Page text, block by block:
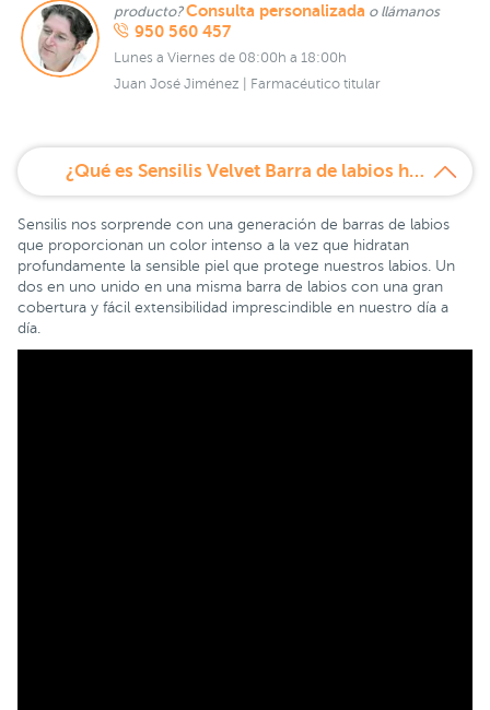
producto?Consulta personalizada o llámanos
950 560 457
Lunes a Viernes de 08:00h a 18:00h
Juan José Jiménez | Farmacéutico titular
¿Qué es Sensilis Velvet Barra de labios hidratante Tono 206 Mure?
Sensilis nos sorprende con una generación de barras de labios
que proporcionan un color intenso a la vez que hidratan
profundamente la sensible piel que protege nuestros labios. Un
dos en uno unido en una misma barra de labios con una gran
cobertura y fácil extensibilidad imprescindible en nuestro día a
día.